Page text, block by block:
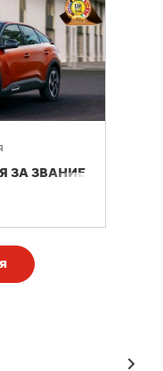
ЗА ЗВАНИЕ